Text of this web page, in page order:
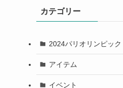
カテゴリー
2024パリオリンピック
アイテム
イベント